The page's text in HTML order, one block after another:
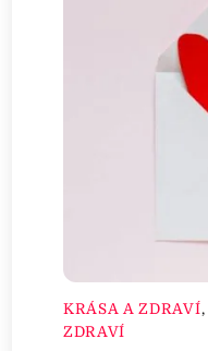
KRÁSA A ZDRAVÍ,
ZDRAVÍ